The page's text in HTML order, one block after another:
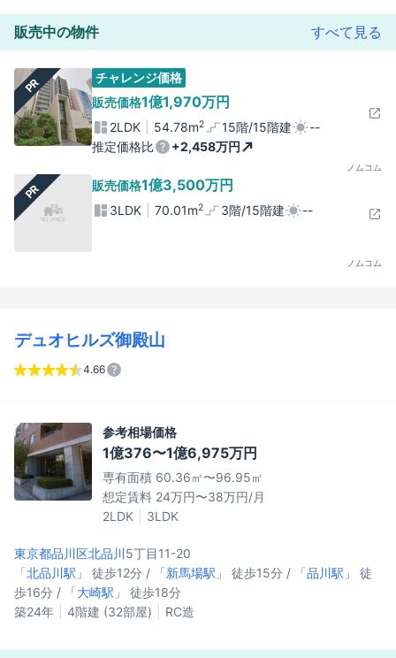
販売中の物件 すべて見る
PR
チャレンジ価格
販売価格1億1,970万円
2LDK 54.78m2 15階/15階建
--
推定価格比
+2,458万円
ノムコム
PR 販売価格1億3,500万円
3LDK 70.01m2 3階/15階建 --
ノムコム
デュオヒルズ御殿山
4.66
参考相場価格
1億376〜1億6,975万円
専有面積 60.36㎡〜96.95㎡
想定賃料 24万円〜38万円/月
2LDK
3LDK
東京都品川区北品川5丁目11-20
「北品川駅 」 徒歩12分 / 「新馬場駅 」 徒歩15分 / 「品川駅 」 徒
歩16分 / 「大崎駅 」 徒歩18分
築24年
4階建 (32部屋) RC造